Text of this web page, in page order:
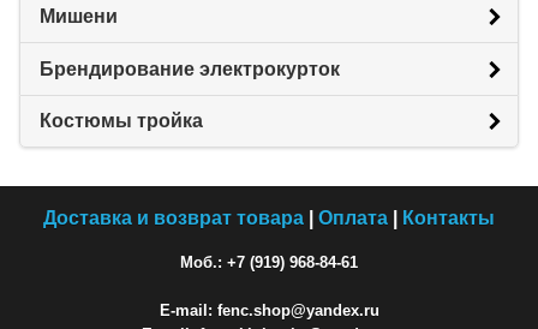
Мишени
Брендирование электрокурток
Костюмы тройка
Доставка и возврат товара Оплата Контакты
Моб.: +7 (919) 968-84-61
E-mail: fenc.shop@yandex.ru